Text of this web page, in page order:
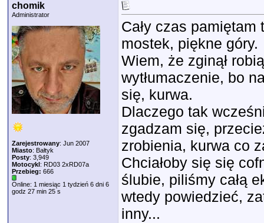
chomik
Administrator
Zarejestrowany: Jun 2007
Miasto: Bałtyk
Posty: 3,949
Motocykl: RD03 2xRD07a
Przebieg: 666
Online: 1 miesiąc 1 tydzień 6 dni 6
godz 27 min 25 s
Cały czas
mostek, piękne góry.
Wiem, że zginął
wytłumaczenie, bo
się, kurwa.
Dlaczego tak
zgadzam się,
zrobienia, kurwa co
Chciałoby się się
ślubie, piliśmy całą
wtedy powiedzieć,
inny...